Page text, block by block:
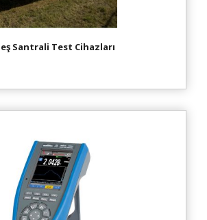
Santrali Test Cihazları